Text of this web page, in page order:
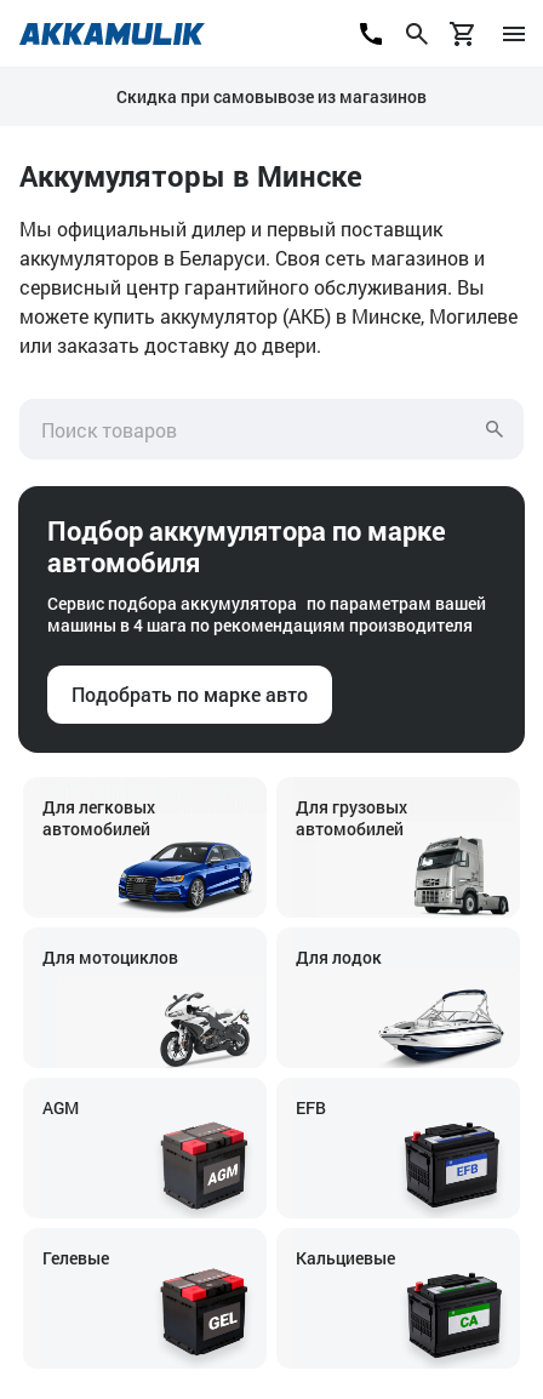
Скидка при самовывозе из магазинов
Аккумуляторы в Минске
Мы официальный дилер и первый поставщик
аккумуляторов в Беларуси. Своя сеть магазинов и
сервисный центр гарантийного обслуживания. Вы
можете купить аккумулятор (АКБ) в Минске, Могилеве
или заказать доставку до двери.
Подбор аккумулятора по марке
автомобиля
Сервис подбора аккумулятора по параметрам вашей
машины в 4 шага по рекомендациям производителя
Подобрать по марке авто
Для легковых
автомобилей
Для грузовых
автомобилей
Для мотоциклов Для лодок
AGM EFB
Гелевые Кальциевые